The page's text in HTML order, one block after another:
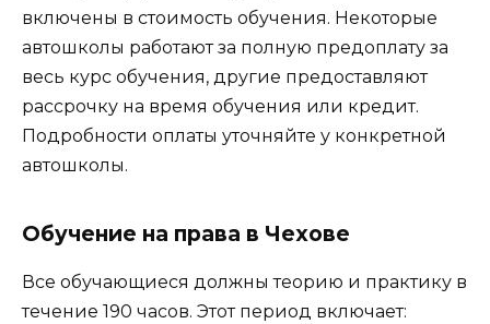
включены в стоимость обучения. Некоторые
автошколы работают за полную предоплату за
весь курс обучения, другие предоставляют
рассрочку на время обучения или кредит.
Подробности оплаты уточняйте у конкретной
автошколы.
Обучение на права в Чехове
Все обучающиеся должны теорию и практику в
течение 190 часов. Этот период включает: